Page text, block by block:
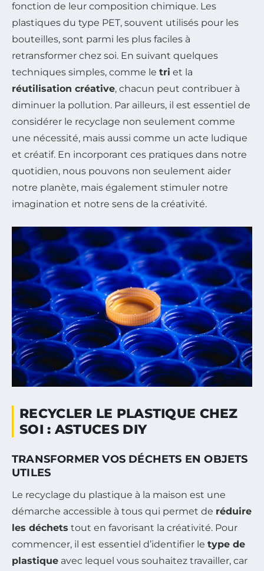
fonction de leur composition chimique. Les
plastiques du type PET, souvent utilisés pour les
bouteilles, sont parmi les plus faciles à
retransformer chez soi. En suivant quelques
techniques simples, comme le tri et la
réutilisation créative, chacun peut contribuer à
diminuer la pollution. Par ailleurs, il est essentiel de
considérer le recyclage non seulement comme
une nécessité, mais aussi comme un acte ludique
et créatif. En incorporant ces pratiques dans notre
quotidien, nous pouvons non seulement aider
notre planète, mais également stimuler notre
imagination et notre sens de la créativité.
RECYCLER LE PLASTIQUE CHEZ
SOI : ASTUCES DIY
TRANSFORMER VOS DÉCHETS EN OBJETS
UTILES
Le recyclage du plastique à la maison est une
démarche accessible à tous qui permet de réduire
les déchets tout en favorisant la créativité. Pour
commencer, il est essentiel d’identifier le type de
plastique avec lequel vous souhaitez travailler, car